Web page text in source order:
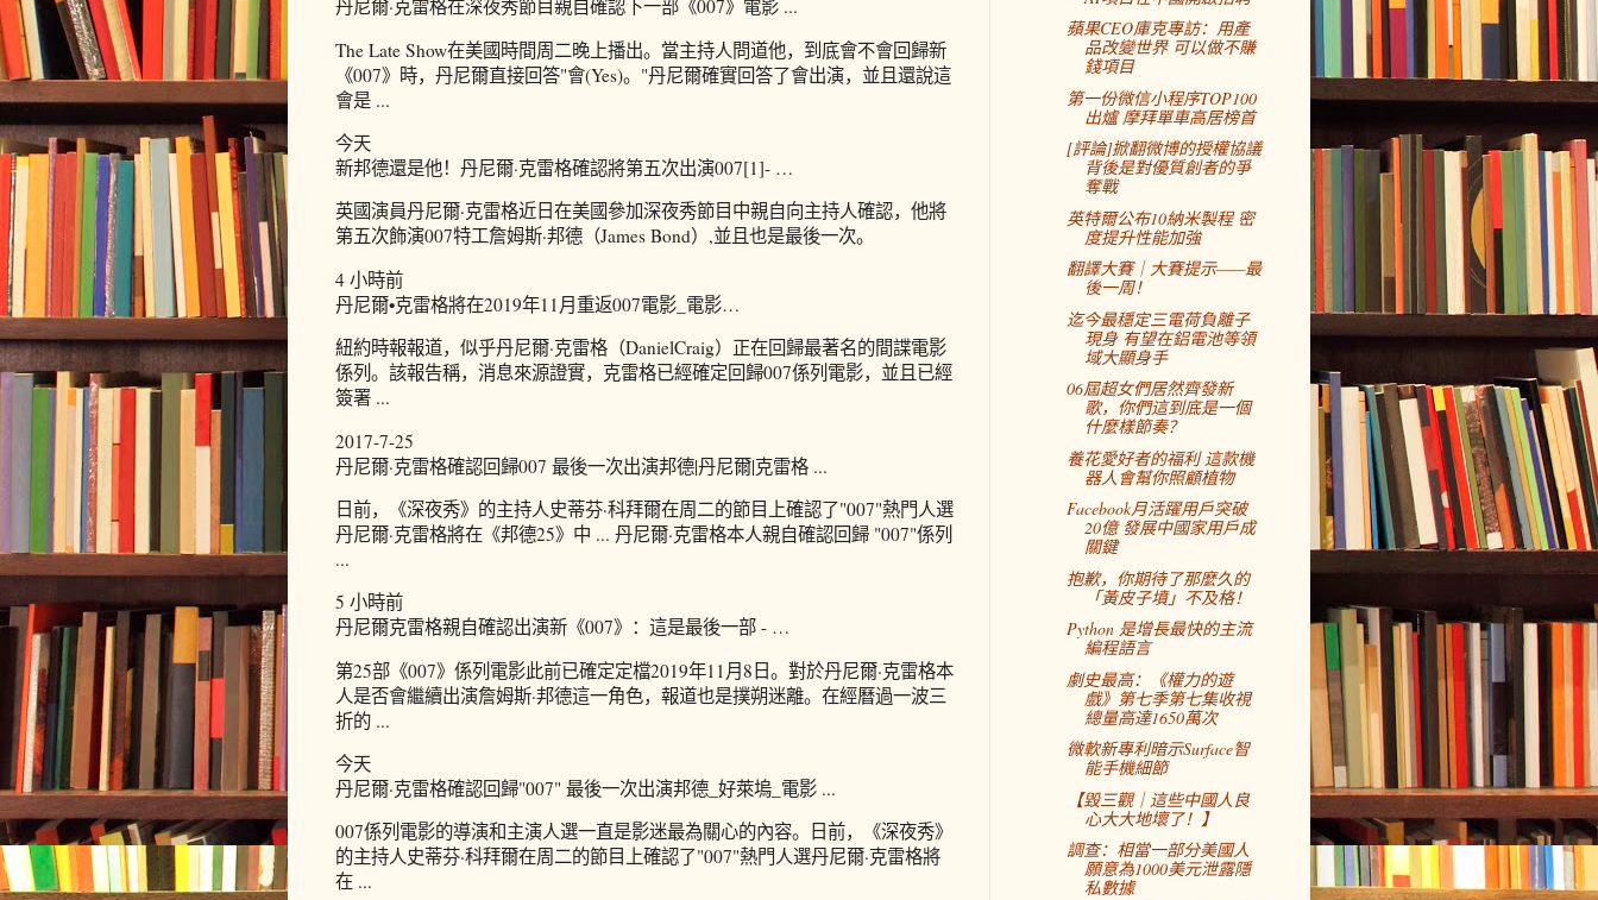
丹尼爾·克雷格在深夜秀節目親自確認下一部《007》電影 ...
The Late Show在美國時間周二晚上播出。當主持人問道他，到底會不會回歸新
《007》時，丹尼爾直接回答"會(Yes)。"丹尼爾確實回答了會出演，並且還說這
會是 ...
今天
新邦德還是他！丹尼爾·克雷格確認將第五次出演007[1]- …
英國演員丹尼爾·克雷格近日在美國參加深夜秀節目中親自向主持人確認，他將
第五次飾演007特工詹姆斯·邦德（James Bond）,並且也是最後一次。
4 小時前
丹尼爾•克雷格將在2019年11月重返007電影_電影…
紐約時報報道，似乎丹尼爾·克雷格（DanielCraig）正在回歸最著名的間諜電影
係列。該報告稱，消息來源證實，克雷格已經確定回歸007係列電影，並且已經
簽署 ...
2017-7-25
丹尼爾·克雷格確認回歸007 最後一次出演邦德|丹尼爾|克雷格 ...
日前，《深夜秀》的主持人史蒂芬·科拜爾在周二的節目上確認了"007"熱門人選
丹尼爾·克雷格將在《邦德25》中 ... 丹尼爾·克雷格本人親自確認回歸 "007"係列
...
5 小時前
丹尼爾克雷格親自確認出演新《007》：這是最後一部 - …
第25部《007》係列電影此前已確定定檔2019年11月8日。對於丹尼爾·克雷格本
人是否會繼續出演詹姆斯·邦德這一角色，報道也是撲朔迷離。在經曆過一波三
折的 ...
今天
丹尼爾·克雷格確認回歸"007" 最後一次出演邦德_好萊塢_電影 ...
007係列電影的導演和主演人選一直是影迷最為關心的內容。日前，《深夜秀》
的主持人史蒂芬·科拜爾在周二的節目上確認了"007"熱門人選丹尼爾·克雷格將
在 ...
蘋果CEO庫克專訪：用產
品改變世界 可以做不賺
錢項目
第一份微信小程序TOP100
出爐 摩拜單車高居榜首
[評論]掀翻微博的授權協議
背後是對優質創者的爭
奪戰
英特爾公布10納米製程 密
度提升性能加強
翻譯大賽｜大賽提示——最
後一周！
迄今最穩定三電荷負離子
現身 有望在鋁電池等領
域大顯身手
06屆超女們居然齊發新
歌，你們這到底是一個
什麼樣節奏？
養花愛好者的福利 這款機
器人會幫你照顧植物
Facebook月活躍用戶突破
20億 發展中國家用戶成
關鍵
抱歉，你期待了那麼久的
「黃皮子墳」不及格！
Python 是增長最快的主流
編程語言
劇史最高：《權力的遊
戲》第七季第七集收視
總量高達1650萬次
微軟新專利暗示Surface智
能手機細節
【毀三觀｜這些中國人良
心大大地壞了！】
調查：相當一部分美國人
願意為1000美元泄露隱
私數據